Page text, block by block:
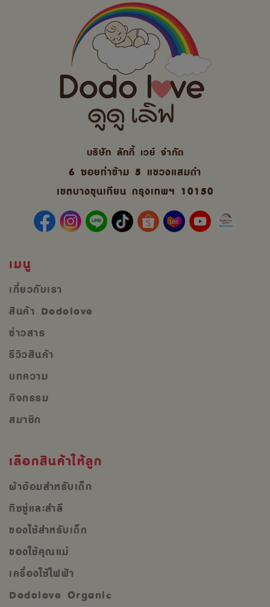
บริษัท ลักกี้ เวย์ จํากัด
6 ซอยท่าข้าม 5 แขวงแสมดำ
เขตบางขุนเทียน กรุงเทพฯ 10150
เมนู
เกี่ยวกับเรา
สินค้า Dodolove
ข่าวสาร
รีวิวสินค้า
บทความ
กิจกรรม
สมาชิก
เลือกสินค้าให้ลูก
ผ้าอ้อมสำหรับเด็ก
ทิชชู่และสำลี
ของใช้สำหรับเด็ก
ของใช้คุณแม่
เครื่องใช้ไฟฟ้า
Dodolove Organic